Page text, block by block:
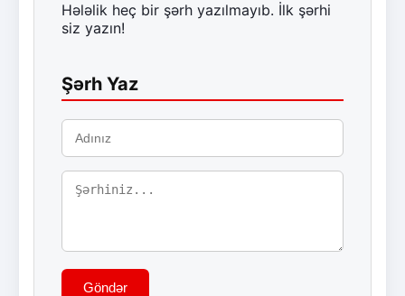
Hələlik heç bir şərh yazılmayıb. İlk şərhi
siz yazın!
Şərh Yaz
Göndər